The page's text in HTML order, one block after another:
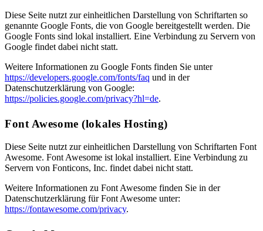
Diese Seite nutzt zur einheitlichen Darstellung von Schriftarten so
genannte Google Fonts, die von Google bereitgestellt werden. Die
Google Fonts sind lokal installiert. Eine Verbindung zu Servern von
Google findet dabei nicht statt.
Weitere Informationen zu Google Fonts finden Sie unter
https://developers.google.com/fonts/faq und in der
Datenschutzerklärung von Google:
https://policies.google.com/privacy?hl=de.
Font Awesome (lokales Hosting)
Diese Seite nutzt zur einheitlichen Darstellung von Schriftarten Font
Awesome. Font Awesome ist lokal installiert. Eine Verbindung zu
Servern von Fonticons, Inc. findet dabei nicht statt.
Weitere Informationen zu Font Awesome finden Sie in der
Datenschutzerklärung für Font Awesome unter:
https://fontawesome.com/privacy.